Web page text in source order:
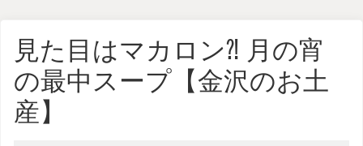
見た目はマカロン⁈ 月の宵
の最中スープ【金沢のお土
産】